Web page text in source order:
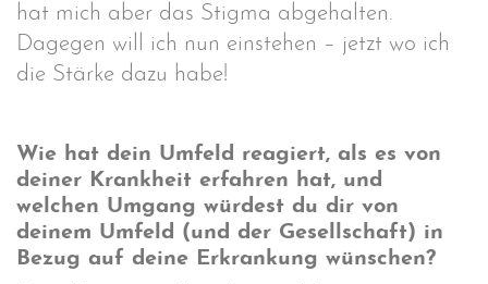
hat mich aber das Stigma abgehalten.
Dagegen will ich nun einstehen – jetzt wo ich
die Stärke dazu habe!
Wie hat dein Umfeld reagiert, als es von
deiner Krankheit erfahren hat, und
welchen Umgang würdest du dir von
deinem Umfeld (und der Gesellschaft) in
Bezug auf deine Erkrankung wünschen?